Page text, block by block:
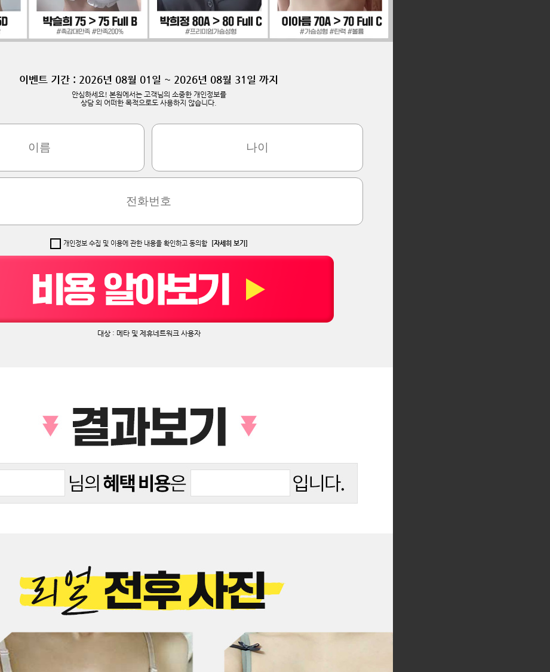
이벤트 기간 : 2026년 08월 01일 ~ 2026년 08월 31일 까지
안심하세요! 본원에서는 고객님의 소중한 개인정보를
상담 외 어떠한 목적으로도 사용하지 않습니다.
개인정보 수집 및 이용에 관한 내용을 확인하고 동의함 [자세히 보기]
대상 : 메타 및 제휴네트워크 사용자